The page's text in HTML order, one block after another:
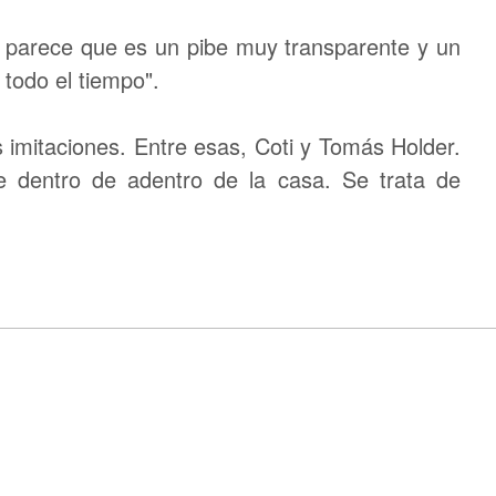
que es un pibe muy transparente y un
el tiempo".
Entre esas, Coti y Tomás Holder.
dentro de adentro de la casa. Se trata de